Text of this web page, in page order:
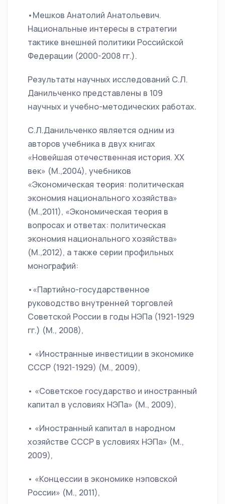
•Мешков Анатолий Анатольевич.
Национальные интересы в стратегии
тактике внешней политики Российской
Федерации (2000-2008 гг.).
Результаты научных исследований С.Л.
Данильченко представлены в 109
научных и учебно-методических работах.
С.Л.Данильченко является одним из
авторов учебника в двух книгах
«Новейшая отечественная история. ХХ
век» (М.,2004), учебников
«Экономическая теория: политическая
экономия национального хозяйства»
(М.,2011), «Экономическая теория в
вопросах и ответах: политическая
экономия национального хозяйства»
(М.,2012), а также серии профильных
монографий:
•«Партийно-государственное
руководство внутренней торговлей
Советской России в годы НЭПа (1921-1929
гг.) (М., 2008),
• «Иностранные инвестиции в экономике
СССР (1921-1929) (М., 2009),
• «Советское государство и иностранный
капитал в условиях НЭПа» (М., 2009),
• «Иностранный капитал в народном
хозяйстве СССР в условиях НЭПа» (М.,
2009),
• «Концессии в экономике нэповской
России» (М., 2011),